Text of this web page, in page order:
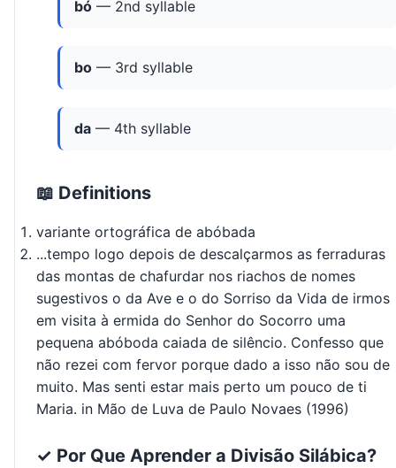
bó — 2nd syllable
bo — 3rd syllable
da — 4th syllable
📖 Definitions
variante ortográfica de abóbada
...tempo logo depois de descalçarmos as ferraduras
das montas de chafurdar nos riachos de nomes
sugestivos o da Ave e o do Sorriso da Vida de irmos
em visita à ermida do Senhor do Socorro uma
pequena abóboda caiada de silêncio. Confesso que
não rezei com fervor porque dado a isso não sou de
muito. Mas senti estar mais perto um pouco de ti
Maria. in Mão de Luva de Paulo Novaes (1996)
✓ Por Que Aprender a Divisão Silábica?